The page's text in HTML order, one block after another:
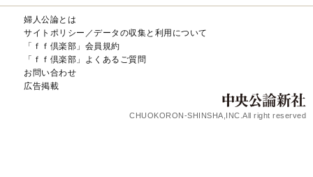
婦人公論とは
サイトポリシー／データの収集と利用について
「ｆｆ倶楽部」会員規約
「ｆｆ倶楽部」よくあるご質問
お問い合わせ
広告掲載
CHUOKORON-SHINSHA,INC.All right reserved